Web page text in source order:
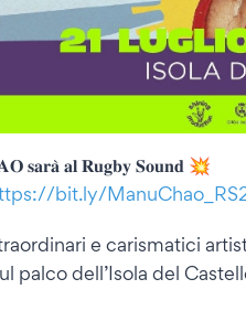
𝐚𝐥 𝐑𝐮𝐠𝐛𝐲 𝐒𝐨𝐮𝐧𝐝 💥
bit.ly/
e carismatici
palco dell’Isola del